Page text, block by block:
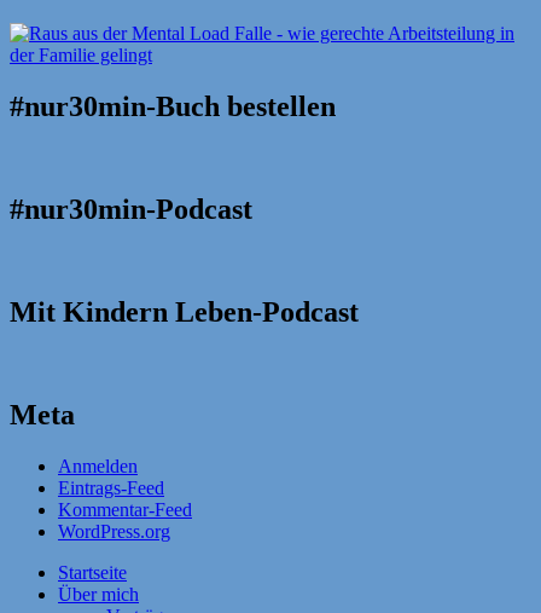
#nur30min-Buch bestellen
#nur30min-Podcast
Mit Kindern Leben-Podcast
Meta
Anmelden
Eintrags-Feed
Kommentar-Feed
WordPress.org
Startseite
Über mich